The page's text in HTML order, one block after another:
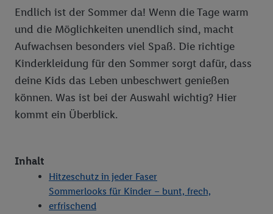
Endlich ist der Sommer da! Wenn die Tage warm
und die Möglichkeiten unendlich sind, macht
Aufwachsen besonders viel Spaß. Die richtige
Kinderkleidung für den Sommer sorgt dafür, dass
deine Kids das Leben unbeschwert genießen
können. Was ist bei der Auswahl wichtig? Hier
kommt ein Überblick.
Inhalt
Hitzeschutz in jeder Faser
Sommerlooks für Kinder – bunt, frech,
erfrischend